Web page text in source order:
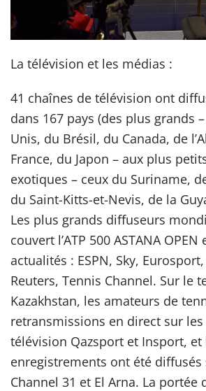
La télévision et les médias :
41 chaînes de télévision ont
dans 167 pays (des plus grands
Unis, du Brésil, du Canada, de
France, du Japon – aux plus
exotiques – ceux du Suriname,
du Saint-Kitts-et-Nevis, de la
Les plus grands diffuseurs
couvert l’ATP 500 ASTANA
actualités : ESPN, Sky,
Reuters, Tennis Channel. Sur le
Kazakhstan, les amateurs de
retransmissions en direct sur
télévision Qazsport et Insport, et
enregistrements ont été diffusés
Channel 31 et El Arna. La portée